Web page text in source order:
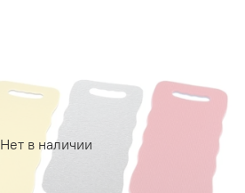
Нет в наличии